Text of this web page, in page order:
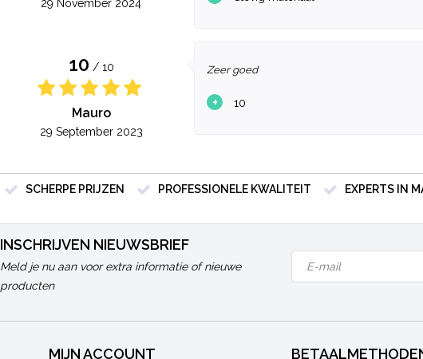
29 November 2024
10 / 10
Mauro
29 September 2023
Zeer goed
+ 10
SCHERPE PRIJZEN PROFESSIONELE KWALITEIT EXPERTS IN
INSCHRIJVEN NIEUWSBRIEF
Meld je nu aan voor extra informatie of nieuwe
producten
MIJN ACCOUNT